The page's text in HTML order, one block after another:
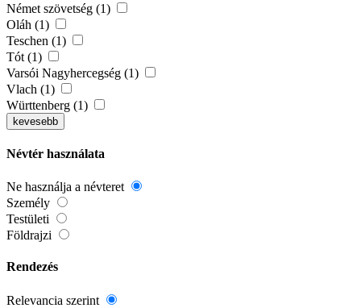
Német szövetség (1)
Oláh (1)
Teschen (1)
Tót (1)
Varsói Nagyhercegség (1)
Vlach (1)
Württenberg (1)
kevesebb
Névtér használata
Ne használja a névteret
Személy
Testületi
Földrajzi
Rendezés
Relevancia szerint